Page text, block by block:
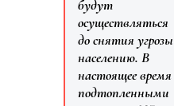
будут
осуществляться
до снятия угрозы
населению. В
настоящее время
подтопленными